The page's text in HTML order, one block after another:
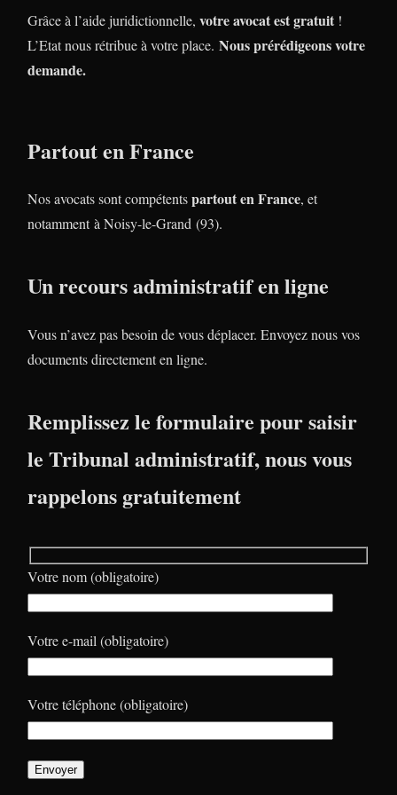
Grâce à l’aide juridictionnelle, votre avocat est gratuit !
L’Etat nous rétribue à votre place. Nous prérédigeons votre
demande.
Partout en France
Nos avocats sont compétentspartout en France, et
notamment à Noisy-le-Grand (93).
Un recours administratif en ligne
Vous n’avez pas besoin de vous déplacer. Envoyez nous vos
documents directement en ligne.
Remplissez le formulaire pour saisir
le Tribunal administratif, nous vous
rappelons gratuitement
Votre nom (obligatoire)
Votre e-mail (obligatoire)
Votre téléphone (obligatoire)